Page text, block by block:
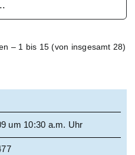
– 1 bis 15 (von insgesamt 28)
um 10:30 a.m. Uhr